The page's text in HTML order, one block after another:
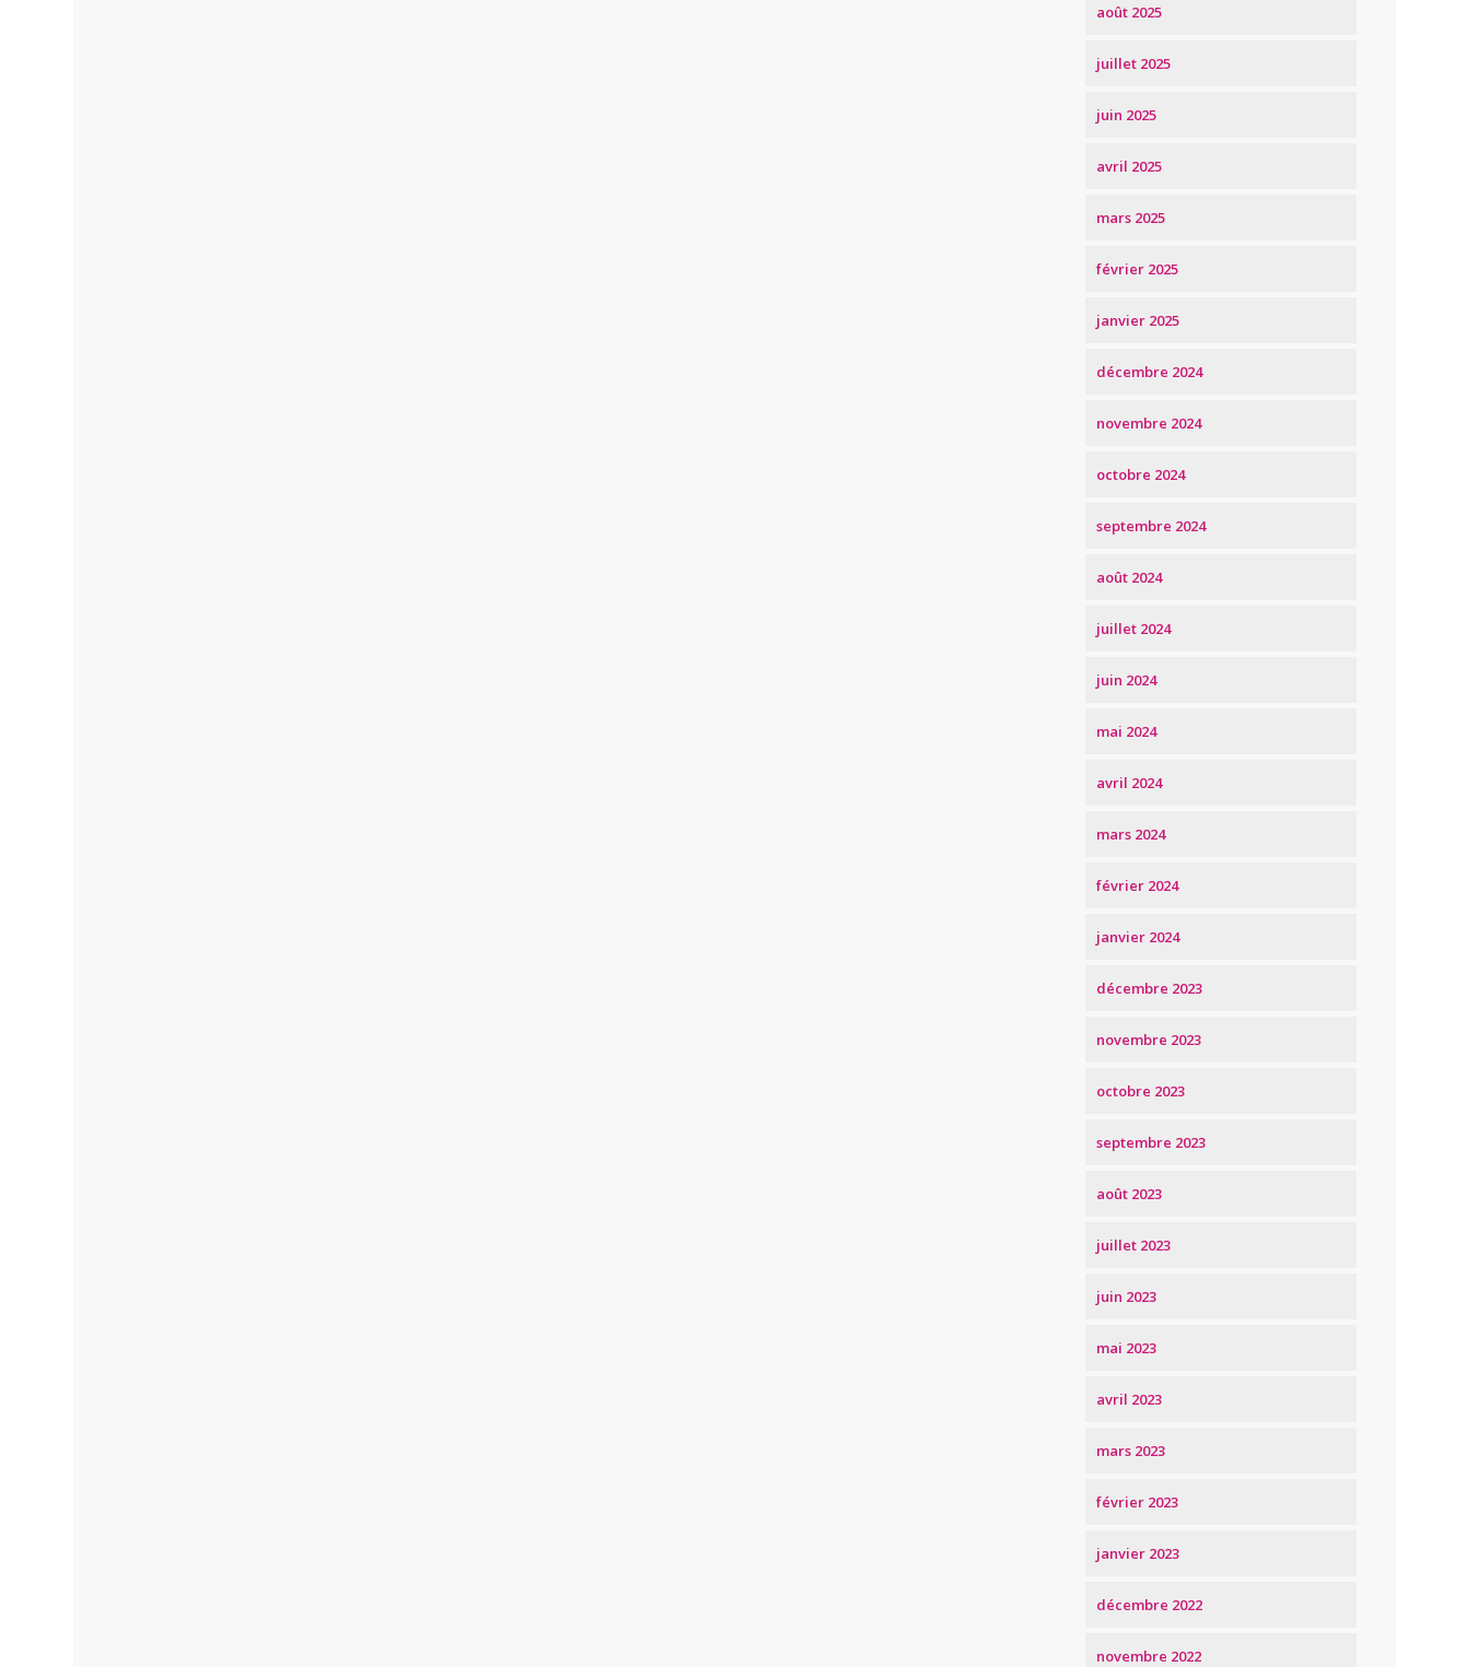
août 2025
juillet 2025
juin 2025
avril 2025
mars 2025
février 2025
janvier 2025
décembre 2024
novembre 2024
octobre 2024
septembre 2024
août 2024
juillet 2024
juin 2024
mai 2024
avril 2024
mars 2024
février 2024
janvier 2024
décembre 2023
novembre 2023
octobre 2023
septembre 2023
août 2023
juillet 2023
juin 2023
mai 2023
avril 2023
mars 2023
février 2023
janvier 2023
décembre 2022
novembre 2022